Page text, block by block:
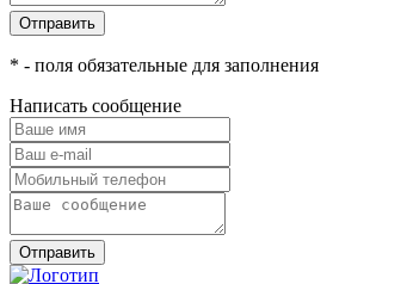
Отправить
* - поля обязательные для заполнения
Написать сообщение
Отправить